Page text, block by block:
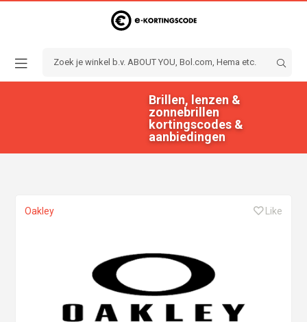
Brillen, lenzen &
zonnebrillen
kortingscodes &
aanbiedingen
Oakley Like